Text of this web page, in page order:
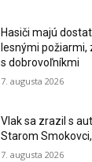
Hasiči majú
lesnými požiarmi,
s dobrovoľníkmi
7. augusta 2026
Vlak sa zrazil s
Starom
7. augusta 2026